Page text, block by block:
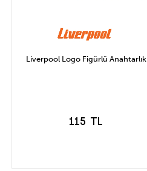
Liverpool Logo Figürlü Anahtarlık
115 TL